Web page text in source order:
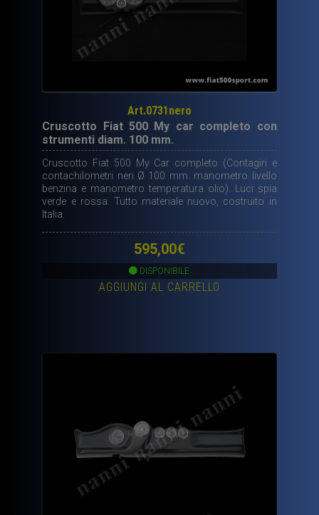
Art.0731nero
Cruscotto Fiat 500 My car completo con
strumenti diam. 100 mm.
Cruscotto Fiat 500 My Car completo (Contagiri e
contachilometri neri Ø 100 mm. manometro livello
benzina e manometro temperatura olio). Luci spia
verde e rossa. Tutto materiale nuovo, costruito in
Italia.
595,00€
DISPONIBILE
AGGIUNGI AL CARRELLO